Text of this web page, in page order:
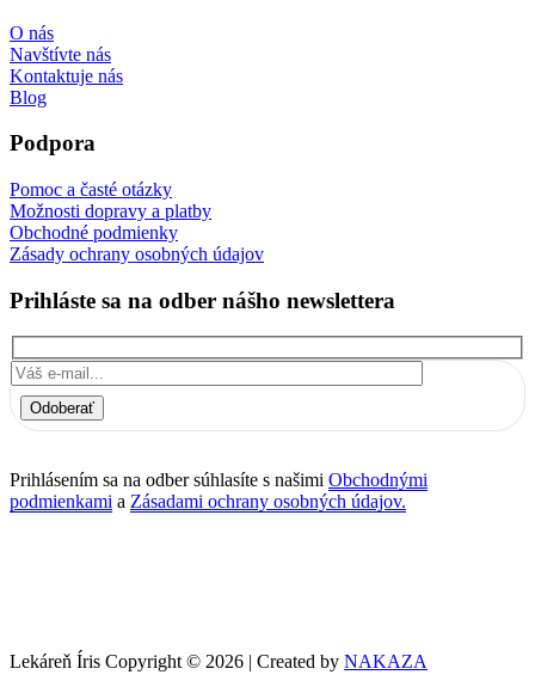
O nás
Navštívte nás
Kontaktuje nás
Blog
Podpora
Pomoc a časté otázky
Možnosti dopravy a platby
Obchodné podmienky
Zásady ochrany osobných údajov
Prihláste sa na odber nášho newslettera
Odoberať
Prihlásením sa na odber súhlasíte s našimi Obchodnými
podmienkami a Zásadami ochrany osobných údajov.
Lekáreň Íris Copyright © 2026 | Created by NAKAZA